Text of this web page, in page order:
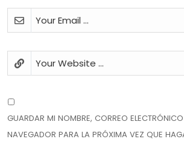
GUARDAR MI NOMBRE, CORREO
NAVEGADOR PARA LA PRÓXIMA VEZ QUE